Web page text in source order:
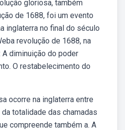
gloriosa, também
de 1688, foi um evento
inglaterra no final do século
revolução de 1688, na
A diminuição do poder
O restabelecimento do
ocorre na inglaterra entre
totalidade das chamadas
compreende também a. A